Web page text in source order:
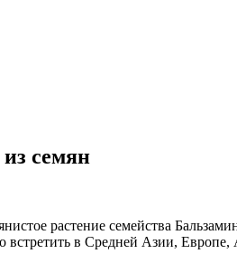
семян
растение семейства
в Средней Азии,